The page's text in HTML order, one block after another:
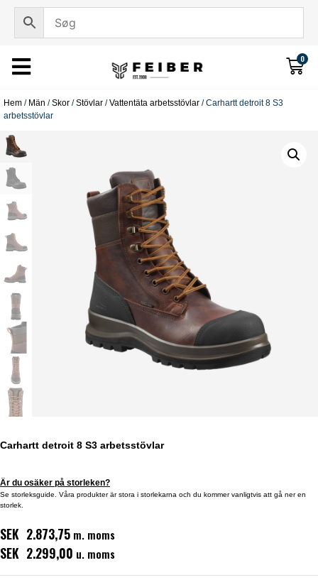
0
Hem / Män /Skor /Stövlar /Vattentäta arbetsstövlar / Carhartt detroit 8 S3
arbetsstövlar
Carhartt detroit 8 S3 arbetsstövlar
Är du osäker på storleken?
Se storleksguide. Våra produkter är stora i storlekarna och du kommer vanligtvis att gå ner en
storlek.
SEK 2.873,75 m. moms
SEK 2.299,00 u. moms